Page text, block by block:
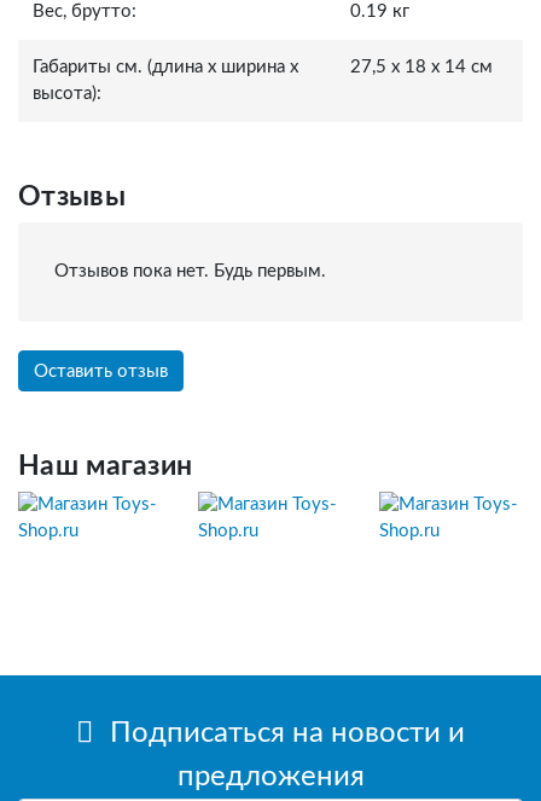
Вес, брутто: 0.19 кг
Габариты см. (длина x ширина x
высота):
27,5 x 18 x 14 см
Отзывы
Отзывов пока нет. Будь первым.
Оставить отзыв
Наш магазин
Подписаться на новости и
предложения